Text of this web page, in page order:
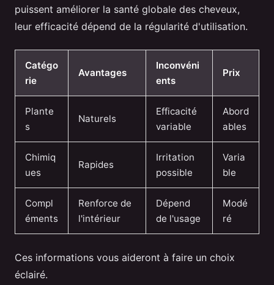
puissent améliorer la santé globale des cheveux,
leur efficacité dépend de la régularité d'utilisation.
Catégo
rie
Avantages
Inconvéni
ents
Prix
Plante
s
Naturels
Efficacité
variable
Abord
ables
Chimiq
ues
Rapides
Irritation
possible
Varia
ble
Compl
éments
Renforce de
l'intérieur
Dépend
de l'usage
Modé
ré
Ces informations vous aideront à faire un choix
éclairé.